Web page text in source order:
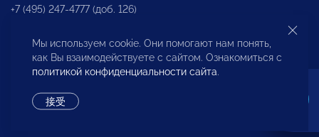
+7 (495) 247-4777 (доб. 126)
商投权益保护部
Мы используем cookie. Они помогают нам понять,
как Вы взаимодействуете с сайтом. Ознакомиться с
политикой конфиденциальности сайта.
接受